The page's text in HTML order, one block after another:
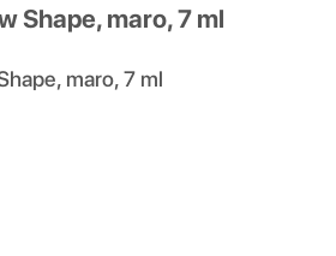
Shape, maro, 7 ml